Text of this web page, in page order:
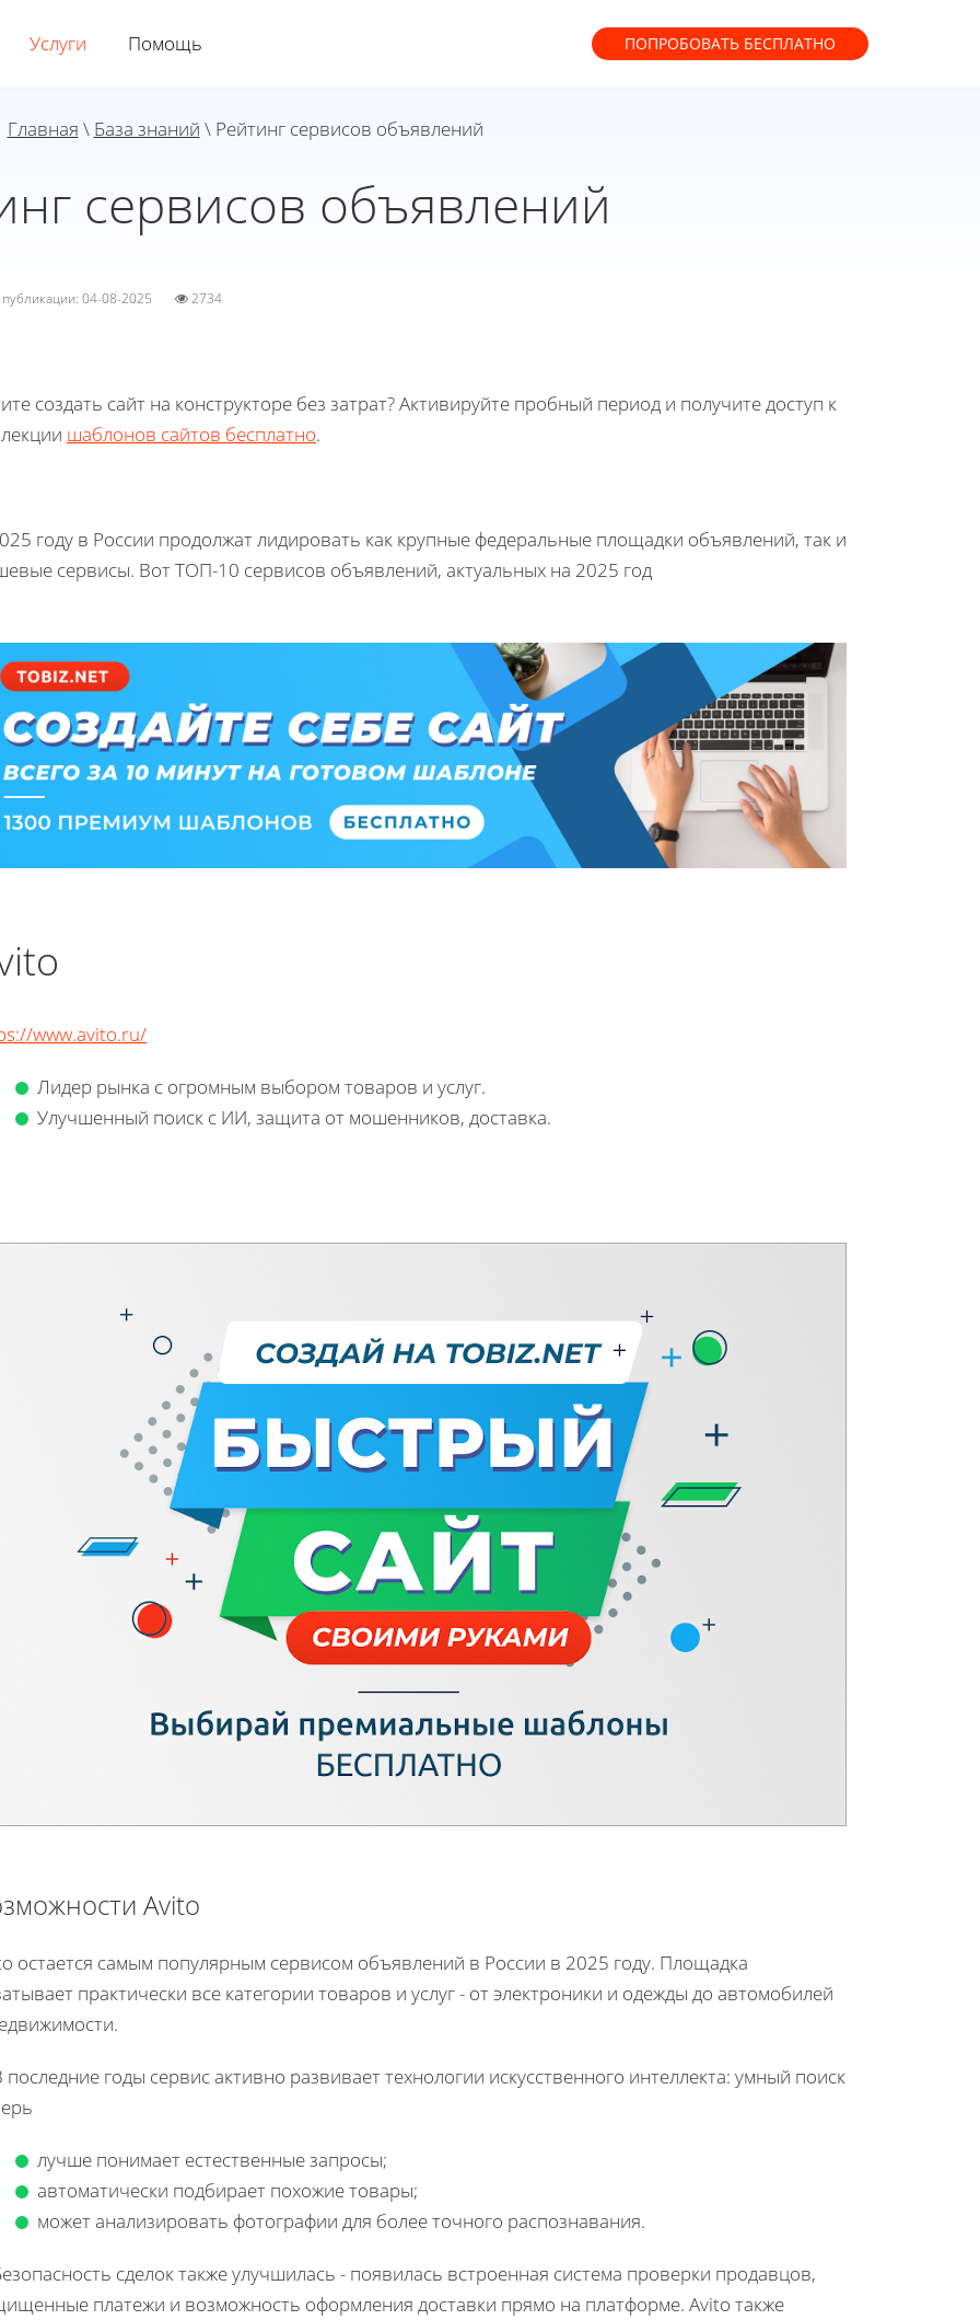
Услуги Помощь ПОПРОБОВАТЬ БЕСПЛАТНО
Главная \ База знаний \ Рейтинг сервисов объявлений
сервисов объявлений
публикации: 04-08-2025 2734
создать сайт на конструкторе без затрат? Активируйте пробный период и получите доступ к
шаблонов сайтов бесплатно.
году в России продолжат лидировать как крупные федеральные площадки объявлений, так и
сервисы. Вот ТОП-10 сервисов объявлений, актуальных на 2025 год
www.avito.ru/
Лидер рынка с огромным выбором товаров и услуг.
Улучшенный поиск с ИИ, защита от мошенников, доставка.
Avito
остается самым популярным сервисом объявлений в России в 2025 году. Площадка
практически все категории товаров и услуг - от электроники и одежды до автомобилей
последние годы сервис активно развивает технологии искусственного интеллекта: умный поиск
лучше понимает естественные запросы;
автоматически подбирает похожие товары;
может анализировать фотографии для более точного распознавания.
сделок также улучшилась - появилась встроенная система проверки продавцов,
платежи и возможность оформления доставки прямо на платформе. Avito также